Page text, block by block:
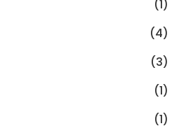
(1)
(4)
(3)
(1)
(1)